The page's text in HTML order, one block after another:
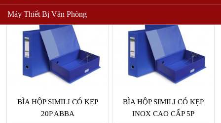
Máy Thiết Bị Văn Phòng
BÌA HỘP SIMILI CÓ KẸP
20P ABBA
BÌA HỘP SIMILI CÓ KẸP
INOX CAO CẤP 5P